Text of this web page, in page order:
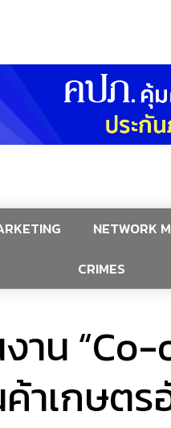
NETWORK
CRIMES
น
าเกษต